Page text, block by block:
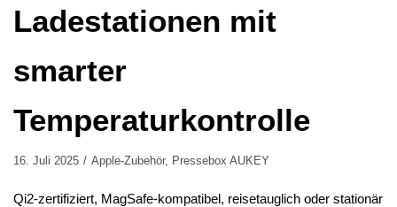
Ladestationen mit
smarter
Temperaturkontrolle
16. Juli 2025 Apple-Zubehör, Pressebox AUKEY
Qi2-zertifiziert, MagSafe-kompatibel, reisetauglich oder stationär